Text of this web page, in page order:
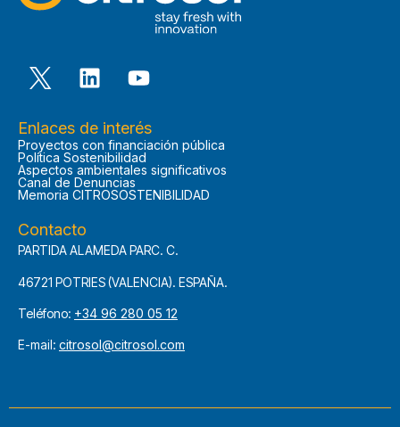
Enlaces de interés
Proyectos con financiación pública
Política Sostenibilidad
Aspectos ambientales significativos
Canal de Denuncias
Memoria CITROSOSTENIBILIDAD
Contacto
PARTIDA ALAMEDA PARC. C.
46721 POTRIES (VALENCIA). ESPAÑA.
Teléfono: +34 96 280 05 12
E-mail: citrosol@citrosol.com